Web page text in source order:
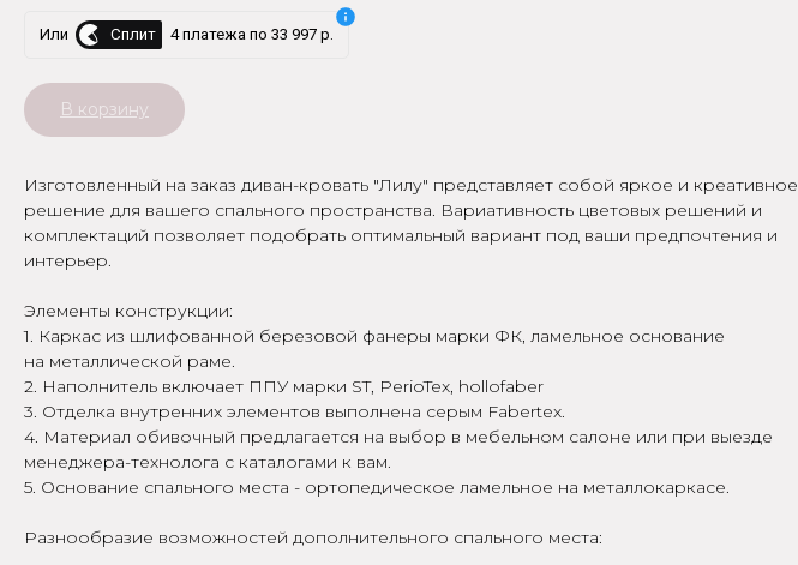
Или Сплит 4 платежа по 33 997 р.
В корзину
Изготовленный на заказ диван-кровать "Лилу" представляет собой яркое и креативное
решение для вашего спального пространства. Вариативность цветовых решений и
комплектаций позволяет подобрать оптимальный вариант под ваши предпочтения и
интерьер.
Элементы конструкции:
1. Каркас из шлифованной березовой фанеры марки ФК, ламельное основание
на металлической раме.
2. Наполнитель включает ППУ марки ST, PerioTex, hollofaber
3. Отделка внутренних элементов выполнена серым Fabertex.
4. Материал обивочный предлагается на выбор в мебельном салоне или при выезде
менеджера-технолога с каталогами к вам.
5. Основание спального места - ортопедическое ламельное на металлокаркасе.
Разнообразие возможностей дополнительного спального места: